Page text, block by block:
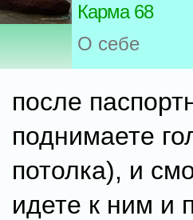
Карма 68
О себе
после
поднимаете
потолка), и
идете к ним и